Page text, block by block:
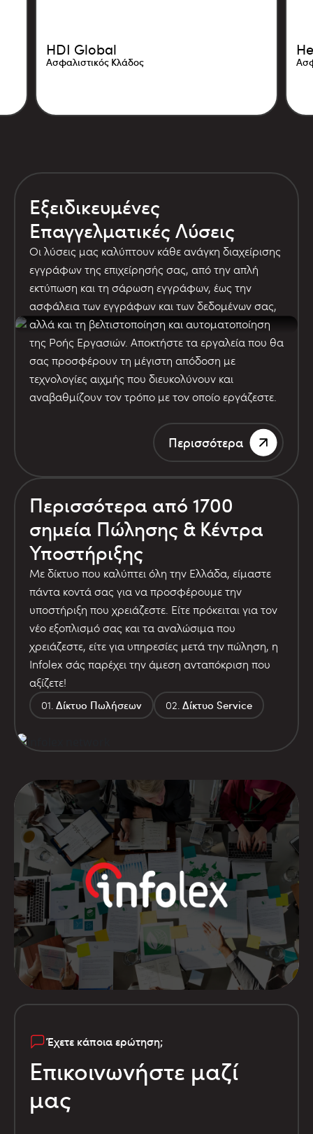
HDI Global
Ασφαλιστικός Κλάδος
Εξειδικευμένες
Επαγγελματικές Λύσεις
Οι λύσεις μας καλύπτουν κάθε ανάγκη διαχείρισης
εγγράφων της επιχείρησής σας, από την απλή
εκτύπωση και τη σάρωση εγγράφων, έως την
ασφάλεια των εγγράφων και των δεδομένων σας,
αλλά και τη βελτιστοποίηση και αυτοματοποίηση
της Ροής Εργασιών. Αποκτήστε τα εργαλεία που θα
σας προσφέρουν τη μέγιστη απόδοση με
τεχνολογίες αιχμής που διευκολύνουν και
αναβαθμίζουν τον τρόπο με τον οποίο εργάζεστε.
Περισσότερα
Περισσότερα από 1700
σημεία Πώλησης & Κέντρα
Υποστήριξης
Με δίκτυο που καλύπτει όλη την Ελλάδα, είμαστε
πάντα κοντά σας για να προσφέρουμε την
υποστήριξη που χρειάζεστε. Είτε πρόκειται για τον
νέο εξοπλισμό σας και τα αναλώσιμα που
χρειάζεστε, είτε για υπηρεσίες μετά την πώληση, η
Infolex σάς παρέχει την άμεση ανταπόκριση που
αξίζετε!
Δίκτυο Πωλήσεων Δίκτυο Service
Έχετε κάποια ερώτηση;
Επικοινωνήστε μαζί
μας